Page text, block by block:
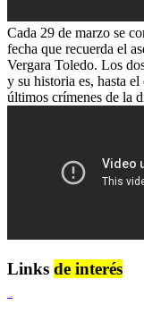
Cada 29 de marzo se
fecha que recuerda el
Vergara Toledo. Los
y su historia es, hasta
últimos crímenes de la
Links de interés